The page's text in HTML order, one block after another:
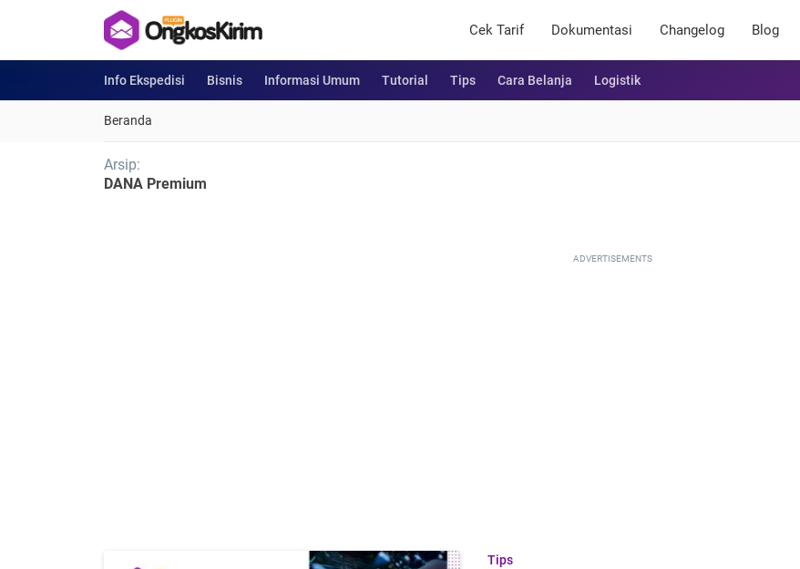
Cek Tarif Dokumentasi Changelog Blog
Info Ekspedisi Bisnis Informasi Umum Tutorial Tips Cara Belanja Logistik
Beranda
Arsip:
DANA Premium
ADVERTISEMENTS
Tips